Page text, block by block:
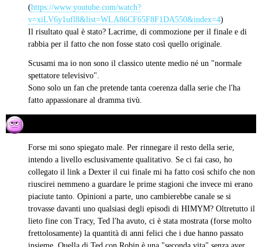
(https://www.youtube.com/watch?
v=xiLV6y1ufl8&list=WLA86CF65F8F1DA550&index=4)
Il risultato qual è stato? Lacrime, di commozione per il finale e di
rabbia per il fatto che non fosse stato così quello originale.
Scusami ma io non sono il classico utente medio né un "normale
spettatore televisivo".
Sono solo un fan che pretende tanta coerenza dalla serie che l'ha
fatto appassionare al dramma tivù.
detto:
Forse mi sono spiegato male. Per rinnegare il resto della serie,
intendo a livello esclusivamente qualitativo. Se ci fai caso, ho
collegato il link a Dexter il cui finale mi ha fatto così schifo che non
riuscirei nemmeno a guardare le prime stagioni che invece mi erano
piaciute tanto. Opinioni a parte, uno cambierebbe canale se si
trovasse davanti uno qualsiasi degli episodi di HIMYM? Oltretutto il
lieto fine con Tracy, Ted l'ha avuto, ci è stata mostrata (forse molto
frettolosamente) la quantità di anni felici che i due hanno passato